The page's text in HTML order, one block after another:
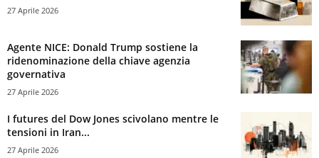
27 Aprile 2026
Agente NICE: Donald Trump sostiene la
ridenominazione della chiave agenzia
governativa
27 Aprile 2026
I futures del Dow Jones scivolano mentre le
tensioni in Iran...
27 Aprile 2026